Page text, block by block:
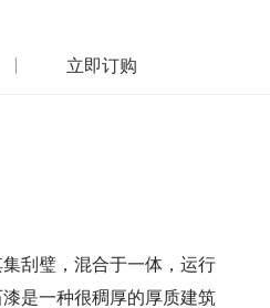
立即订购
刮璧，混合于一体，运行
是一种很稠厚的厚质建筑